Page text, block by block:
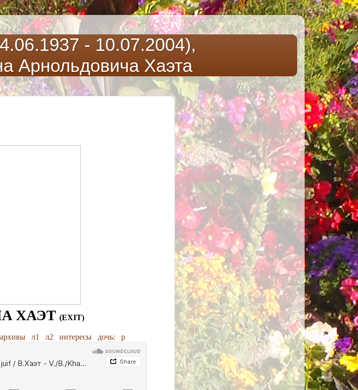
- 10.07.2004),
Арнольдовича Хаэта
ХАЭТ (EXIT)
архивы л1 л2 интересы дочь: р